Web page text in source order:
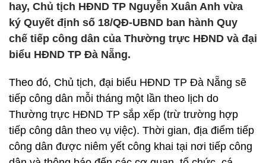
hay, Chủ tịch HĐND TP Nguyễn Xuân Anh vừa
ký Quyết định số 18/QĐ-UBND ban hành Quy
chế tiếp công dân của Thường trực HĐND và đại
biểu HĐND TP Đà Nẵng.
Theo đó, Chủ tịch, đại biểu HĐND TP Đà Nẵng sẽ
tiếp công dân mỗi tháng một lần theo lịch do
Thường trực HĐND TP sắp xếp (trừ trường hợp
tiếp công dân theo vụ việc). Thời gian, địa điểm tiếp
công dân được niêm yết công khai tại nơi tiếp công